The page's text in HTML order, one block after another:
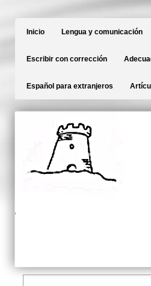
Inicio Lengua y comunicación
Escribir con corrección
Español para extranjeros